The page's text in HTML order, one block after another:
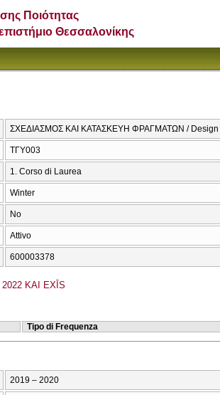
Ποιότητας
Θεσσαλονίκης
ΣΧΕΔΙΑΣΜΟΣ ΚΑΙ ΚΑΤΑΣΚΕΥΗ ΦΡΑΓΜΑΤΩΝ / Design
ΤΓΥ003
1. Corso di Laurea
Winter
No
Attivo
600003378
KAI EXĪS
Tipo di Frequenza
2019 – 2020